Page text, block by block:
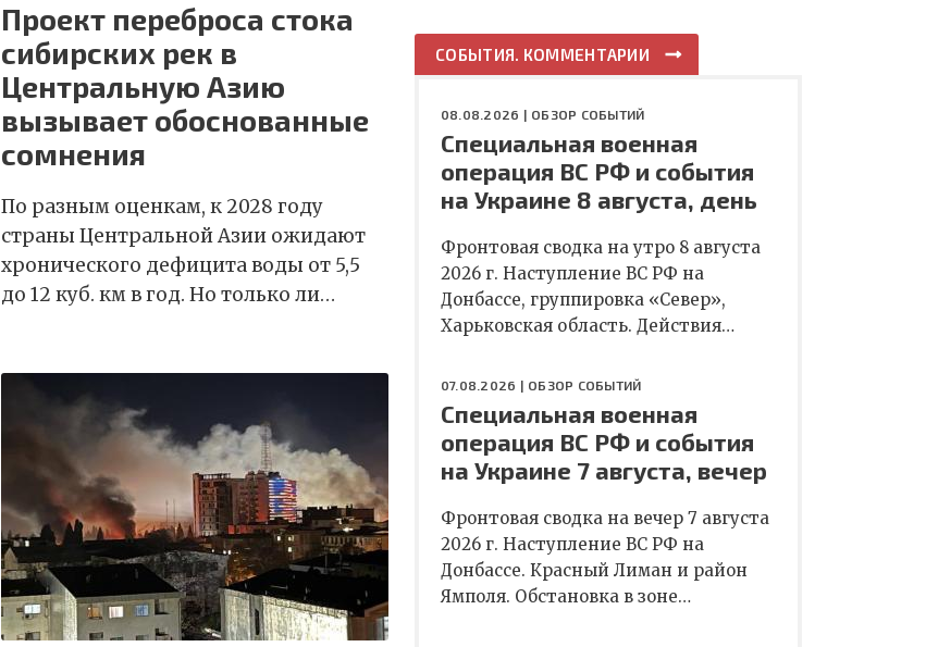
Проект переброса стока
сибирских рек в
Центральную Азию
вызывает обоснованные
сомнения
По разным оценкам, к 2028 году
страны Центральной Азии ожидают
хронического дефицита воды от 5,5
до 12 куб. км в год. Но только ли…
СОБЫТИЯ. КОММЕНТАРИИ
08.08.2026 | ОБЗОР СОБЫТИЙ
Специальная военная
операция ВС РФ и события
на Украине 8 августа, день
Фронтовая сводка на утро 8 августа
2026 г. Наступление ВС РФ на
Донбассе, группировка «Север»,
Харьковская область. Действия…
07.08.2026 | ОБЗОР СОБЫТИЙ
Специальная военная
операция ВС РФ и события
на Украине 7 августа, вечер
Фронтовая сводка на вечер 7 августа
2026 г. Наступление ВС РФ на
Донбассе. Красный Лиман и район
Ямполя. Обстановка в зоне…